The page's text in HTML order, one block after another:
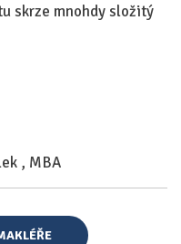
skrze mnohdy složitý
, MBA